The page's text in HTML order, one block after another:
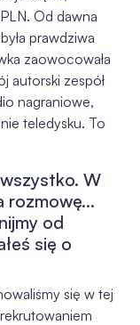
Od dawna
prawdziwa
zaowocowała
autorski zespół
nagraniowe,
teledysku. To
W
rozmowę…
od
się o
się w tej